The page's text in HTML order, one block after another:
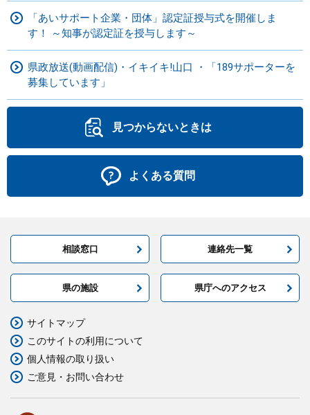
「あいサポート企業・団体」認定証授与式を開催しま
す！ ～知事が認定証を授与します～
県政放送(動画配信)・イキイキ!山口 ・「189サポーターを
募集しています」
見つからないときは
よくある質問
相談窓口 連絡先一覧
県の施設 県庁へのアクセス
サイトマップ
このサイトの利用について
個人情報の取り扱い
ご意見・お問い合わせ